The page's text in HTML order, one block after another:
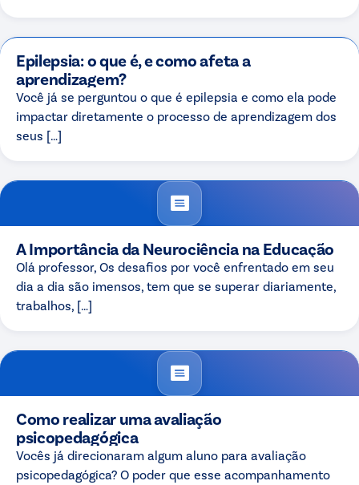
Epilepsia: o que é, e como afeta a
aprendizagem?
Você já se perguntou o que é epilepsia e como ela pode
impactar diretamente o processo de aprendizagem dos
seus […]
A Importância da Neurociência na Educação
Olá professor, Os desafios por você enfrentado em seu
dia a dia são imensos, tem que se superar diariamente,
trabalhos, […]
Como realizar uma avaliação
psicopedagógica
Vocês já direcionaram algum aluno para avaliação
psicopedagógica? O poder que esse acompanhamento